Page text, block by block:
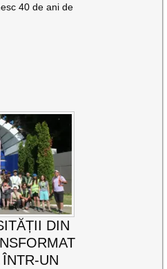
40 de ani de
DIN
UN